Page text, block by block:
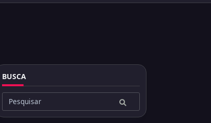
BUSCA
Buscar
por: